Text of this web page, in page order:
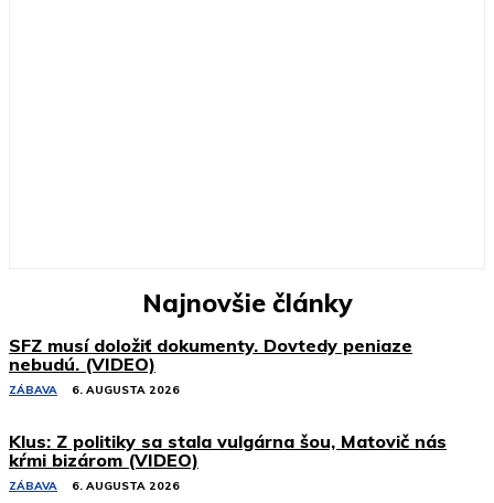
Najnovšie články
SFZ musí doložiť dokumenty. Dovtedy peniaze
nebudú. (VIDEO)
ZÁBAVA 6. AUGUSTA 2026
Klus: Z politiky sa stala vulgárna šou, Matovič nás
kŕmi bizárom (VIDEO)
ZÁBAVA 6. AUGUSTA 2026